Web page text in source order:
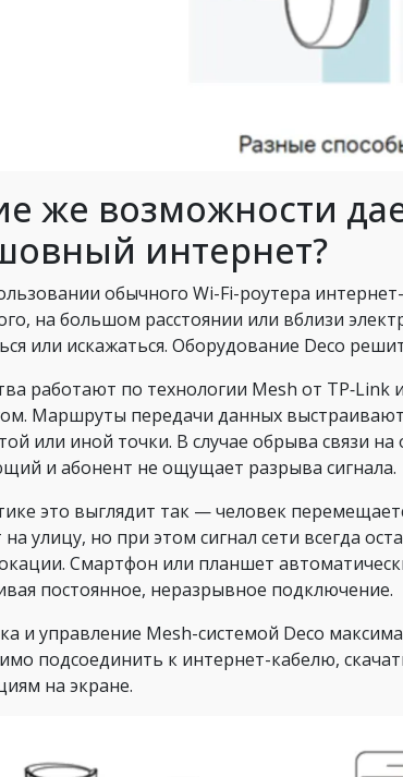
же возможности
интернет?
обычного Wi-Fi-роутера
на большом расстоянии или вблизи
или искажаться. Оборудование Deco
работают по технологии Mesh от
Маршруты передачи данных
или иной точки. В случае обрыва связи
и абонент не ощущает разрыва сигнала.
это выглядит так — человек
улицу, но при этом сигнал сети всегда
Смартфон или планшет
постоянное, неразрывное подключение.
и управление Mesh-системой Deco
подсоединить к интернет-кабелю,
на экране.